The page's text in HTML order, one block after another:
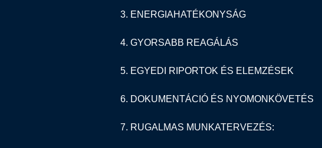
3. ENERGIAHATÉKONYSÁG
4. GYORSABB REAGÁLÁS
5. EGYEDI RIPORTOK ÉS ELEMZÉSEK
6. DOKUMENTÁCIÓ ÉS NYOMONKÖVETÉS
7. RUGALMAS MUNKATERVEZÉS: